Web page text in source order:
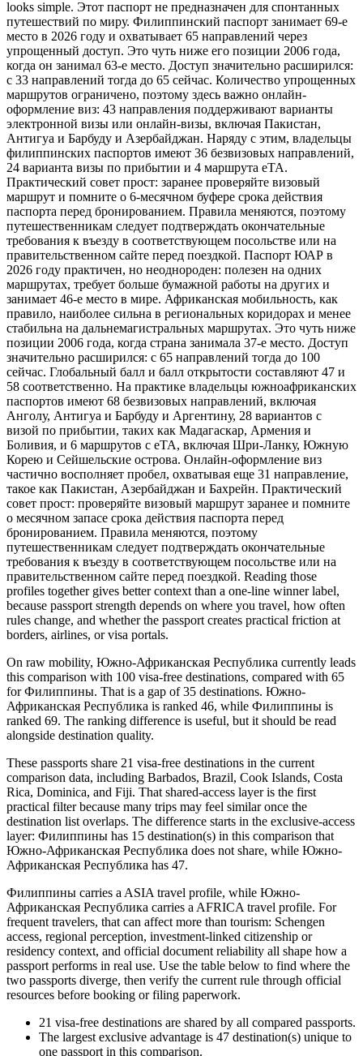
looks simple. Этот паспорт не предназначен для спонтанных
путешествий по миру. Филиппинский паспорт занимает 69-е
место в 2026 году и охватывает 65 направлений через
упрощенный доступ. Это чуть ниже его позиции 2006 года,
когда он занимал 63-е место. Доступ значительно расширился:
с 33 направлений тогда до 65 сейчас. Количество упрощенных
маршрутов ограничено, поэтому здесь важно онлайн-
оформление виз: 43 направления поддерживают варианты
электронной визы или онлайн-визы, включая Пакистан,
Антигуа и Барбуду и Азербайджан. Наряду с этим, владельцы
филиппинских паспортов имеют 36 безвизовых направлений,
24 варианта визы по прибытии и 4 маршрута eTA.
Практический совет прост: заранее проверяйте визовый
маршрут и помните о 6-месячном буфере срока действия
паспорта перед бронированием. Правила меняются, поэтому
путешественникам следует подтверждать окончательные
требования к въезду в соответствующем посольстве или на
правительственном сайте перед поездкой. Паспорт ЮАР в
2026 году практичен, но неоднороден: полезен на одних
маршрутах, требует больше бумажной работы на других и
занимает 46-е место в мире. Африканская мобильность, как
правило, наиболее сильна в региональных коридорах и менее
стабильна на дальнемагистральных маршрутах. Это чуть ниже
позиции 2006 года, когда страна занимала 37-е место. Доступ
значительно расширился: с 65 направлений тогда до 100
сейчас. Глобальный балл и балл открытости составляют 47 и
58 соответственно. На практике владельцы южноафриканских
паспортов имеют 68 безвизовых направлений, включая
Анголу, Антигуа и Барбуду и Аргентину, 28 вариантов с
визой по прибытии, таких как Мадагаскар, Армения и
Боливия, и 6 маршрутов с eTA, включая Шри-Ланку, Южную
Корею и Сейшельские острова. Онлайн-оформление виз
частично восполняет пробел, охватывая еще 31 направление,
такое как Пакистан, Азербайджан и Бахрейн. Практический
совет прост: проверяйте визовый маршрут заранее и помните
о месячном запасе срока действия паспорта перед
бронированием. Правила меняются, поэтому
путешественникам следует подтверждать окончательные
требования к въезду в соответствующем посольстве или на
правительственном сайте перед поездкой. Reading those
profiles together gives better context than a one-line winner label,
because passport strength depends on where you travel, how often
rules change, and whether the passport creates practical friction at
borders, airlines, or visa portals.
On raw mobility, Южно-Африканская Республика currently leads
this comparison with 100 visa-free destinations, compared with 65
for Филиппины. That is a gap of 35 destinations. Южно-
Африканская Республика is ranked 46, while Филиппины is
ranked 69. The ranking difference is useful, but it should be read
alongside destination quality.
These passports share 21 visa-free destinations in the current
comparison data, including Barbados, Brazil, Cook Islands, Costa
Rica, Dominica, and Fiji. That shared-access layer is the first
practical filter because many trips may feel similar once the
destination list overlaps. The difference starts in the exclusive-access
layer: Филиппины has 15 destination(s) in this comparison that
Южно-Африканская Республика does not share, while Южно-
Африканская Республика has 47.
Филиппины carries a ASIA travel profile, while Южно-
Африканская Республика carries a AFRICA travel profile. For
frequent travelers, that can affect more than tourism: Schengen
access, regional perception, investment-linked citizenship or
residency context, and official document reliability all shape how a
passport performs in real use. Use the table below to find where the
two passports diverge, then verify the current rule through official
resources before booking or filing paperwork.
21 visa-free destinations are shared by all compared passports.
The largest exclusive advantage is 47 destination(s) unique to
one passport in this comparison.